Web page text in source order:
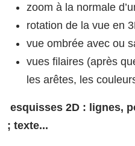
zoom à la normale
rotation de la vue en
vue ombrée avec ou
vues filaires (après
les arêtes, les
esquisses 2D : lignes,
; texte...